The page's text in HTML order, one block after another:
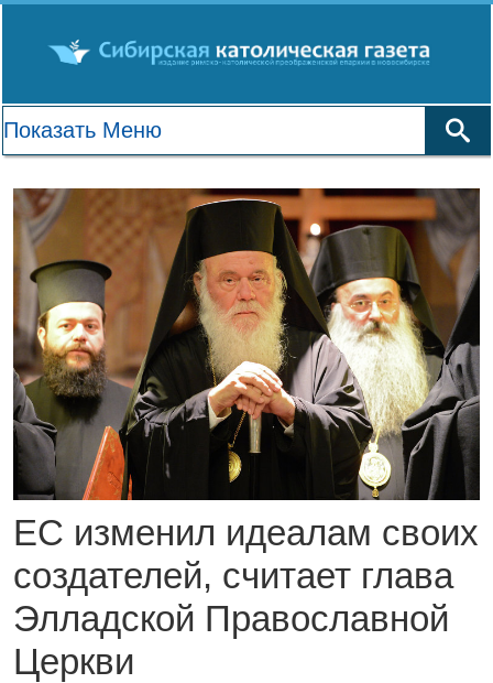
ЕС изменил идеалам своих
создателей, считает глава
Элладской Православной
Церкви